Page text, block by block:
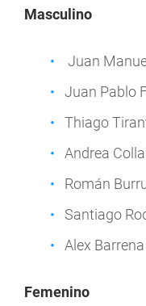
Masculino
Juan
Juan Pablo
Thiago
Andrea
Román
Santiago
Alex
Femenino